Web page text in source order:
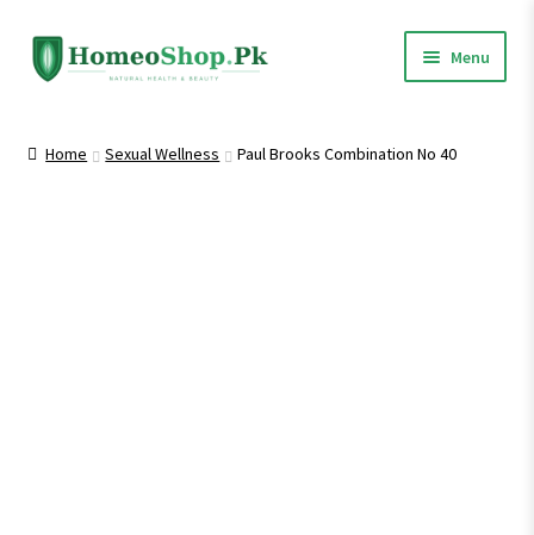
Skip
to
Skip
to
Menu
Home Sexual Wellness Paul Brooks Combination No 40